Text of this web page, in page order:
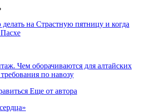
на Страстную пятницу и когда
Чем оборачиваются для алтайских
по навозу
Еще от автора